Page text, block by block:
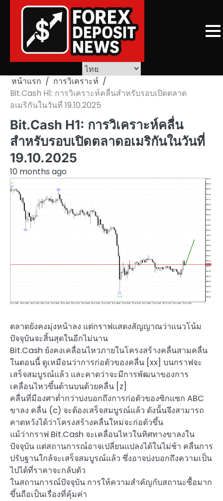
หน้าแรก
การวิเคราะห์
Bit.Cash H1: การวิเคราะห์คลื่นสำหรับรอบเปิดตลาด
อเมริกันในวันที่ 19.10.2025
Bit.Cash H1: การวิเคราะห์คลื่น
สำหรับรอบเปิดตลาดอเมริกันในวันที่
19.10.2025
10 months ago
ตลาดยังคงมุ่งหน้าลง แต่กราฟแสดงสัญญาณว่าแนวโน้ม
ปัจจุบันจะสิ้นสุดในอีกไม่นาน
Bit.Cash ยังคงเคลื่อนไหวภายในโครงสร้างคลื่นสามคลื่น
ในตอนนี้ ดูเหมือนว่าการก่อตัวของคลื่น [xx] บนกราฟจะ
เสร็จสมบูรณ์แล้ว และคาดว่าจะมีการพัฒนาของการ
เคลื่อนไหวขึ้นด้านบนด้วยคลื่น [z]
คลื่นที่มีองศาต่ำกว่าบ่งบอกถึงการก่อตัวของซิกแซก ABC
ขาลง คลื่น (c) จะต้องเสร็จสมบูรณ์แล้ว ดังนั้นจึงสามารถ
คาดหวังได้ว่าโครงสร้างคลื่นใหม่จะก่อตัวขึ้น
แม้ว่ากราฟ Bit.Cash จะเคลื่อนไหวในทิศทางขาลงใน
ปัจจุบัน แต่สถานการณ์อาจเปลี่ยนแปลงได้ในไม่ช้า คลื่นการ
ปรับฐานใกล้จะเสร็จสมบูรณ์แล้ว ซึ่งอาจบ่งบอกถึงความเป็น
ไปได้ที่ราคาจะกลับตัว
ในสถานการณ์ปัจจุบัน การให้ความสำคัญกับสถานะซื้อมาก
ขึ้นถือเป็นเรื่องที่คุ้มค่า